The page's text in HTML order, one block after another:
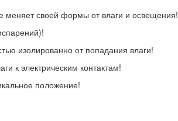
меняет своей формы от влаги и освещения!
изолированно от попадания влаги!
к электрическим контактам!
положение!